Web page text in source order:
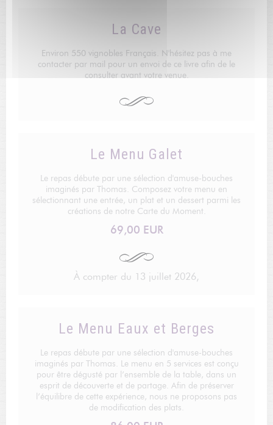
La Cave
Environ 550 vignobles Français. N'hésitez pas à me
contacter par mail pour un envoi de ce livre afin de le
consulter avant votre venue.
Le Menu Galet
Le repas débute par une sélection d'amuse-bouches
imaginés par Thomas. Composez votre menu en
sélectionnant une entrée, un plat et un dessert parmi les
créations de notre Carte du Moment.
69,00 EUR
À compter du 13 juillet 2026,
Le Menu Eaux et Berges
Le repas débute par une sélection d'amuse-bouches
imaginés par Thomas. Le menu en 5 services est conçu
pour être dégusté par l’ensemble de la table, dans un
esprit de découverte et de partage. Afin de préserver
l’équilibre de cette expérience, nous ne proposons pas
de modification des plats.